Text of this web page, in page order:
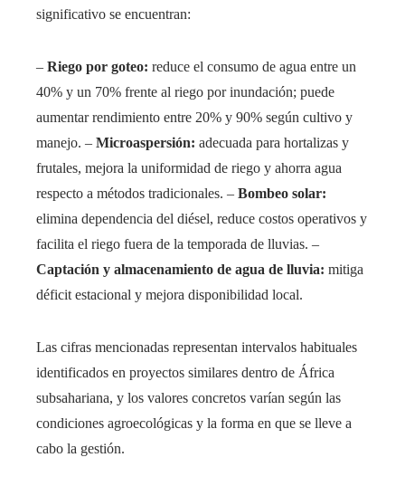
significativo se encuentran:
– Riego por goteo: reduce el consumo de agua entre un
40% y un 70% frente al riego por inundación; puede
aumentar rendimiento entre 20% y 90% según cultivo y
manejo. – Microaspersión: adecuada para hortalizas y
frutales, mejora la uniformidad de riego y ahorra agua
respecto a métodos tradicionales. – Bombeo solar:
elimina dependencia del diésel, reduce costos operativos y
facilita el riego fuera de la temporada de lluvias. –
Captación y almacenamiento de agua de lluvia: mitiga
déficit estacional y mejora disponibilidad local.
Las cifras mencionadas representan intervalos habituales
identificados en proyectos similares dentro de África
subsahariana, y los valores concretos varían según las
condiciones agroecológicas y la forma en que se lleve a
cabo la gestión.